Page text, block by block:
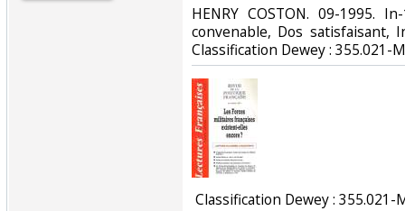
‎HENRY COSTON. 09-1995.
convenable, Dos satisfaisant,
Classification Dewey : 355.021-
Classification Dewey : 355.021-